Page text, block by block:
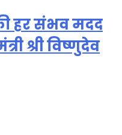
हर संभव मदद
श्री विष्णुदेव